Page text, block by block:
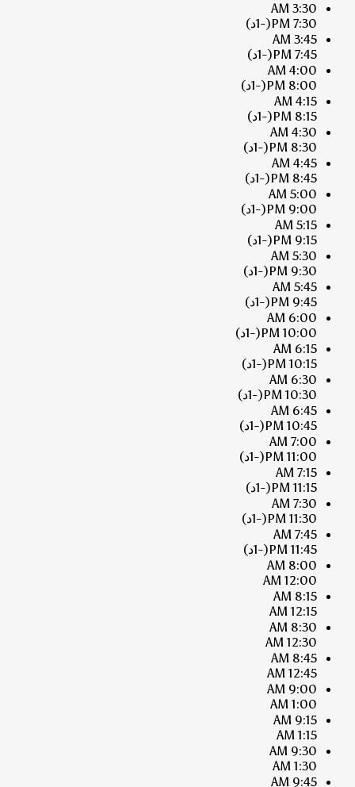
3:30 AM
7:30 PM
(-1د)
3:45 AM
7:45 PM
(-1د)
4:00 AM
8:00 PM
(-1د)
4:15 AM
8:15 PM
(-1د)
4:30 AM
8:30 PM
(-1د)
4:45 AM
8:45 PM
(-1د)
5:00 AM
9:00 PM
(-1د)
5:15 AM
9:15 PM
(-1د)
5:30 AM
9:30 PM
(-1د)
5:45 AM
9:45 PM
(-1د)
6:00 AM
10:00 PM
(-1د)
6:15 AM
10:15 PM
(-1د)
6:30 AM
10:30 PM
(-1د)
6:45 AM
10:45 PM
(-1د)
7:00 AM
11:00 PM
(-1د)
7:15 AM
11:15 PM
(-1د)
7:30 AM
11:30 PM
(-1د)
7:45 AM
11:45 PM
(-1د)
8:00 AM
12:00 AM
8:15 AM
12:15 AM
8:30 AM
12:30 AM
8:45 AM
12:45 AM
9:00 AM
1:00 AM
9:15 AM
1:15 AM
9:30 AM
1:30 AM
9:45 AM